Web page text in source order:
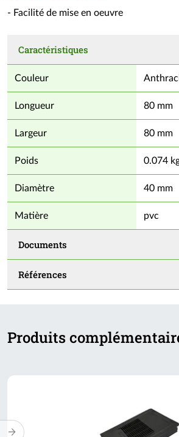
- Facilité de mise en oeuvre
Caractéristiques
Couleur
Longueur 80 mm
Largeur 80 mm
Poids 0.074
Diamètre 40 mm
Matière pvc
Documents
Références
Produits